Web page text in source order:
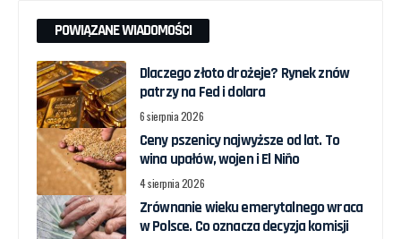
POWIĄZANE WIADOMOŚCI
Dlaczego złoto drożeje? Rynek znów
patrzy na Fed i dolara
6 sierpnia 2026
Ceny pszenicy najwyższe od lat. To
wina upałów, wojen i El Niño
4 sierpnia 2026
Zrównanie wieku emerytalnego wraca
w Polsce. Co oznacza decyzja komisji